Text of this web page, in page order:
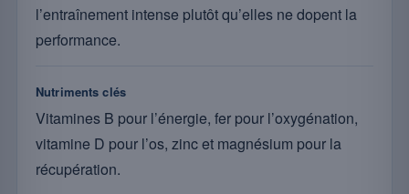
l’entraînement intense plutôt qu’elles ne dopent la
performance.
Nutriments clés
Vitamines B pour l’énergie, fer pour l’oxygénation,
vitamine D pour l’os, zinc et magnésium pour la
récupération.